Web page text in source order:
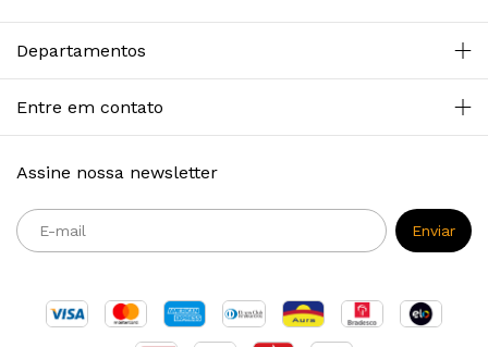
Departamentos
Entre em contato
Assine nossa newsletter